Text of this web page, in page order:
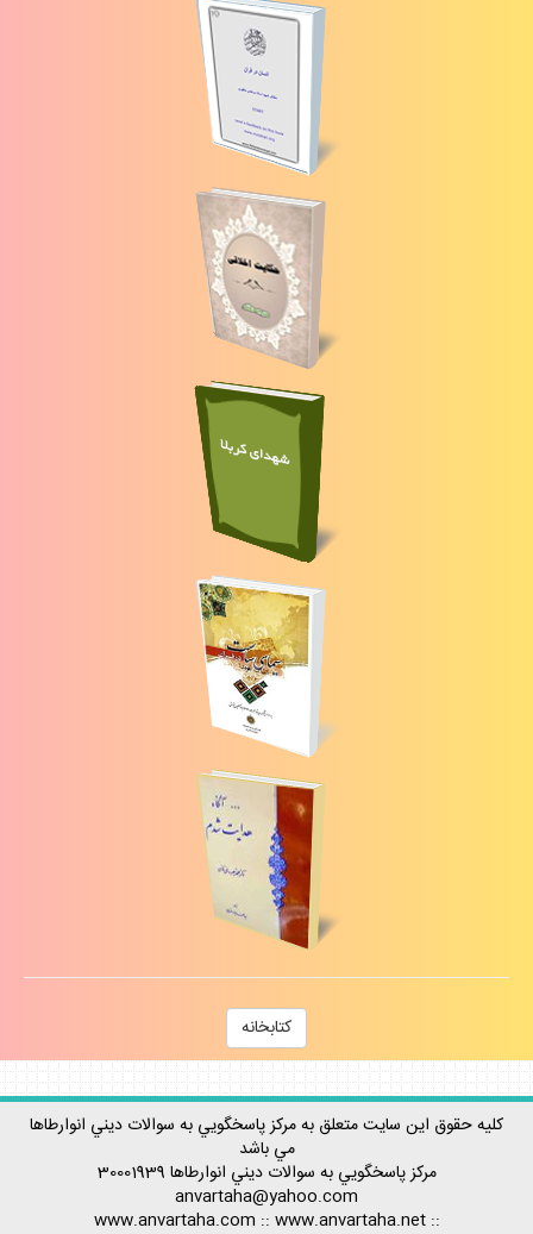
كتابخانه
كليه حقوق اين سايت متعلق به مركز پاسخگويي به سوالات ديني انوارطاها
مي باشد
مركز پاسخگويي به سوالات ديني انوارطاها 30001939
anvartaha@yahoo.com
www.anvartaha.com :: www.anvartaha.net::